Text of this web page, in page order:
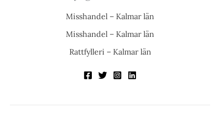
Misshandel – Kalmar län
Misshandel – Kalmar län
Rattfylleri – Kalmar län